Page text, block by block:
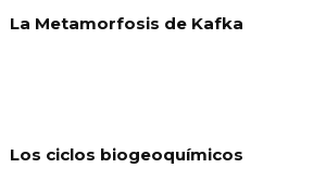
La Metamorfosis de Kafka
Los ciclos biogeoquímicos